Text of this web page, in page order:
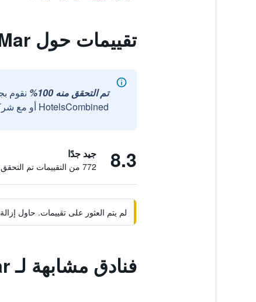
تقييمات حول Alojamento Local Verde e Mar
تم التحقق منه 100%
نقوم
HotelsCombined أو مع شركائنا الخارجيين الموثوقين.
8.3 جيد جدًا
772 من التقييمات تم التحقق منها
لم يتم العثور على تقييمات. حاول
فنادق مشابهة لـ Alojamento Local Verde e Mar